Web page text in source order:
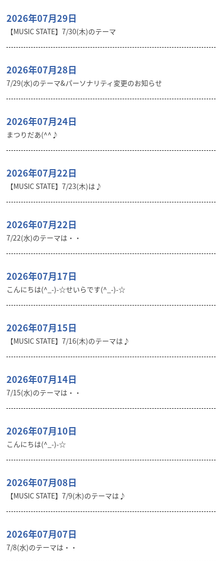
2026年07月29日
【MUSIC STATE】7/30(木)のテーマ
2026年07月28日
7/29(水)のテーマ&パーソナリティ変更のお知らせ
2026年07月24日
まつりだあ(^^♪
2026年07月22日
【MUSIC STATE】7/23(木)は♪
2026年07月22日
7/22(水)のテーマは・・
2026年07月17日
こんにちは(^_-)-☆せいらです(^_-)-☆
2026年07月15日
【MUSIC STATE】7/16(木)のテーマは♪
2026年07月14日
7/15(水)のテーマは・・
2026年07月10日
こんにちは(^_-)-☆
2026年07月08日
【MUSIC STATE】7/9(木)のテーマは♪
2026年07月07日
7/8(水)のテーマは・・